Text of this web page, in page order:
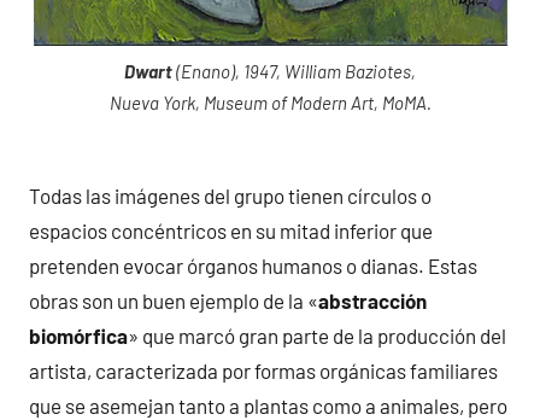
Dwart(Enano), 1947, William Baziotes,
Nueva York, Museum of Modern Art, MoMA.
Todas las imágenes del grupo tienen círculos o
espacios concéntricos en su mitad inferior que
pretenden evocar órganos humanos o dianas. Estas
obras son un buen ejemplo de la «abstracción
biomórfica» que marcó gran parte de la producción del
artista, caracterizada por formas orgánicas familiares
que se asemejan tanto a plantas como a animales, pero